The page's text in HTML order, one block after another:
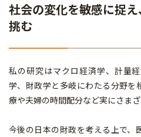
社会の変化を敏感に捉
挑む
私の研究はマクロ経済学、計量
学、財政学と多岐にわたる分野を
療や夫婦の時間配分など実にさまざ
今後の日本の財政を考える上で、